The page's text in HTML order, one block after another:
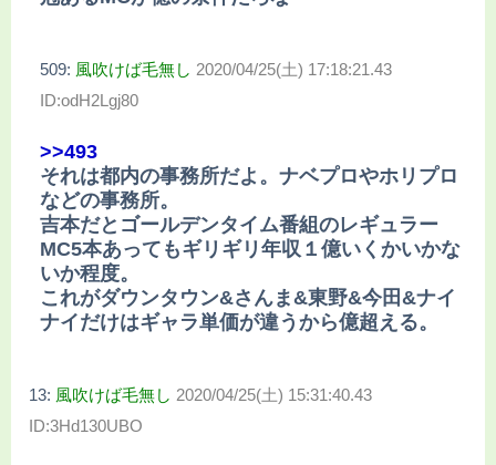
509: 風吹けば毛無し 2020/04/25(土) 17:18:21.43
ID:odH2Lgj80
>>493
それは都内の事務所だよ。ナベプロやホリプロ
などの事務所。
吉本だとゴールデンタイム番組のレギュラー
MC5本あってもギリギリ年収１億いくかいかな
いか程度。
これがダウンタウン&さんま&東野&今田&ナイ
ナイだけはギャラ単価が違うから億超える。
13: 風吹けば毛無し 2020/04/25(土) 15:31:40.43
ID:3Hd130UBO